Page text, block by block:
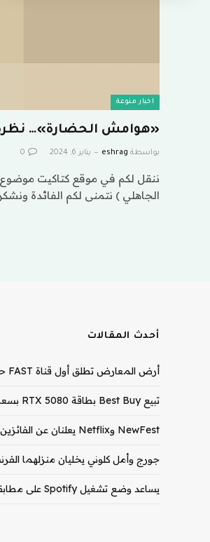
اخبار منوعة
«هوامش الحضارة»…
بواسطة eshrag يناير 6, 2024 0
ننقل لكم في موقع كتاكيت
الجاهلي ) نتمنى لكم الفائدة
أحدث المقالات
أرض المعارض تطلق أول قناة FAST حصرية للذكاء الاصطناعي
تبيع Best Buy بطاقة RTX 5080 بسعر أعلى من سعر MSRP الخاص بـ RTX 5090
NewFest وNetflix يعلنان عن الفائزين بمنحة المخرجين الجدد لعام 2026
جورج وأمل كلوني يخليان منزلهما
يساعد وضع تشغيل Spotify على مطابقة الألحان مع الإيقاع